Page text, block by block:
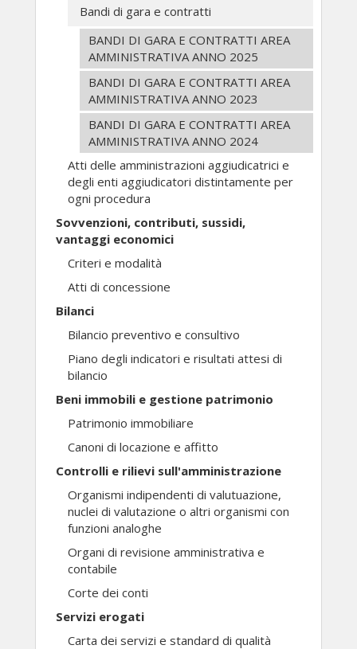
Bandi di gara e contratti
BANDI DI GARA E CONTRATTI AREA
AMMINISTRATIVA ANNO 2025
BANDI DI GARA E CONTRATTI AREA
AMMINISTRATIVA ANNO 2023
BANDI DI GARA E CONTRATTI AREA
AMMINISTRATIVA ANNO 2024
Atti delle amministrazioni aggiudicatrici e
degli enti aggiudicatori distintamente per
ogni procedura
Sovvenzioni, contributi, sussidi,
vantaggi economici
Criteri e modalità
Atti di concessione
Bilanci
Bilancio preventivo e consultivo
Piano degli indicatori e risultati attesi di
bilancio
Beni immobili e gestione patrimonio
Patrimonio immobiliare
Canoni di locazione e affitto
Controlli e rilievi sull'amministrazione
Organismi indipendenti di valutuazione,
nuclei di valutazione o altri organismi con
funzioni analoghe
Organi di revisione amministrativa e
contabile
Corte dei conti
Servizi erogati
Carta dei servizi e standard di qualità